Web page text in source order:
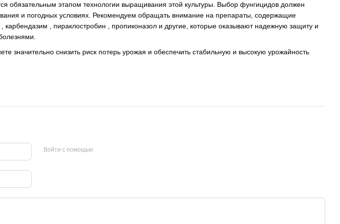
обязательным этапом технологии выращивания этой культуры. Выбор фунгицидов должен
и погодных условиях. Рекомендуем обращать внимание на препараты, содержащие
карбендазим пираклостробин пропиконазол и другие, которые оказывают надежную защиту и
значительно снизить риск потерь урожая и обеспечить стабильную и высокую урожайность
Войти с помощью